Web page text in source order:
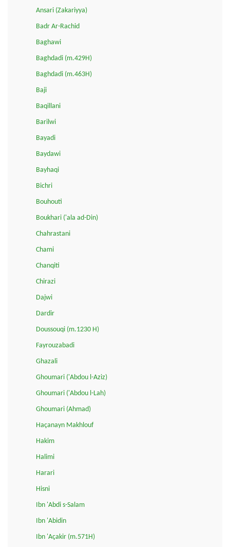
Ansari (Zakariyya)
Badr Ar-Rachid
Baghawi
Baghdadi (m.429H)
Baghdadi (m.463H)
Baji
Baqillani
Barilwi
Bayadi
Baydawi
Bayhaqi
Bichri
Bouhouti
Boukhari ('ala ad-Din)
Chahrastani
Chami
Chanqiti
Chirazi
Dajwi
Dardir
Doussouqi (m.1230 H)
Fayrouzabadi
Ghazali
Ghoumari ('Abdou l-Aziz)
Ghoumari ('Abdou l-Lah)
Ghoumari (Ahmad)
Haçanayn Makhlouf
Hakim
Halimi
Harari
Hisni
Ibn 'Abdi s-Salam
Ibn 'Abidin
Ibn 'Açakir (m.571H)